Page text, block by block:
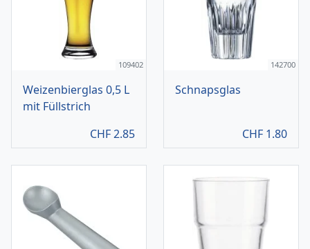
109402
Weizenbierglas 0,5 L
mit Füllstrich
CHF2.85
142700
Schnapsglas
CHF 1.80